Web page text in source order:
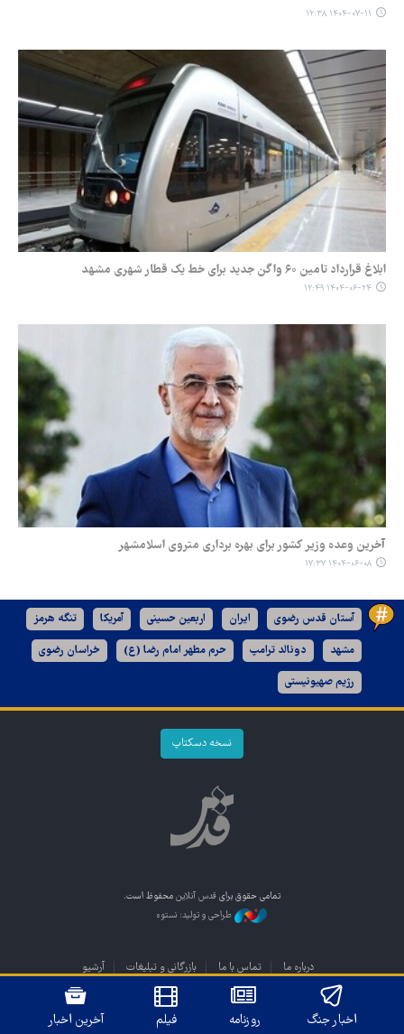
۱۴۰۴-۰۷-۱۱ ۱۲:۳۸
ابلاغ قرارداد تامین ۶۰ واگن جدید برای خط یک قطار شهری مشهد
۱۴۰۴-۰۶-۲۴ ۱۲:۴۹
آخرین وعده وزیر کشور برای بهره برداری متروی اسلامشهر
۱۴۰۴-۰۶-۰۸ ۱۷:۳۷
آستان قدس رضوی ایران اربعین حسینی آمریکا تنگه هرمز
مشهد دونالد ترامپ حرم مطهر امام رضا (ع) خراسان رضوی
رژیم صهیونیستی
نسخه دسکتاپ
تمامی حقوق برای قدس آنلاین محفوظ است.
طراحی و تولید: نستوه
درباره ما تماس با ما بازرگانی و تبلیغات آرشیو
اخبار جنگ روزنامه فیلم آخرین اخبار